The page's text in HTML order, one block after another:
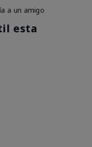
a un amigo
esta